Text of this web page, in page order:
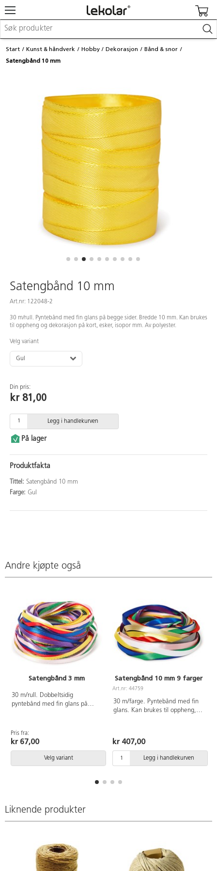
Møbler & innredning
Lekeplassutstyr & utemiljø
Barnevogner & småbarnsutstyr
Skole- & kontormateriell
Logge inn / registrere meg
Kampanjer/kataloger
Start Kunst & håndverk Hobby Dekorasjon
Bånd & snor
Satengbånd 10 mm
Satengbånd 10 mm
Art.nr: 122048-2
30 m/rull. Pyntebånd med fin glans på begge sider. Bredde 10 mm. Kan brukes
til oppheng og dekorasjon på kort, esker, isopor mm. Av polyester.
Velg variant
Gul
Din pris:
kr 81,00
Legg i handlekurven
På lager
Produktfakta
Tittel: Satengbånd 10 mm
Farge: Gul
Andre kjøpte også
Satengbånd 3 mm
30 m/rull. Dobbeltsidig
pyntebånd med fin glans på
kort, esker mm. Av polyester.
Pris fra:
kr 67,00
Velg variant
Satengbånd 10 mm 9 farger
Art.nr: 44759
30 m/farge. Pyntebånd med fin
glans. Kan brukes til oppheng,
blå, grønn, rosa, hvit, gull og
sølv.
kr 407,00
Legg i handlekurven
Liknende produkter